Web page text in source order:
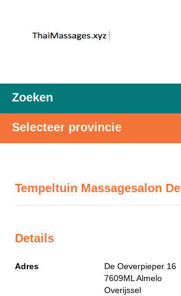
Zoeken
Selecteer provincie
Tempeltuin Massagesalon De
Details
Adres
De Oeverpieper 16
7609ML Almelo
Overijssel